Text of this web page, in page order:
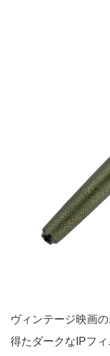
ヴィンテージ映画
得たダークなIPフ